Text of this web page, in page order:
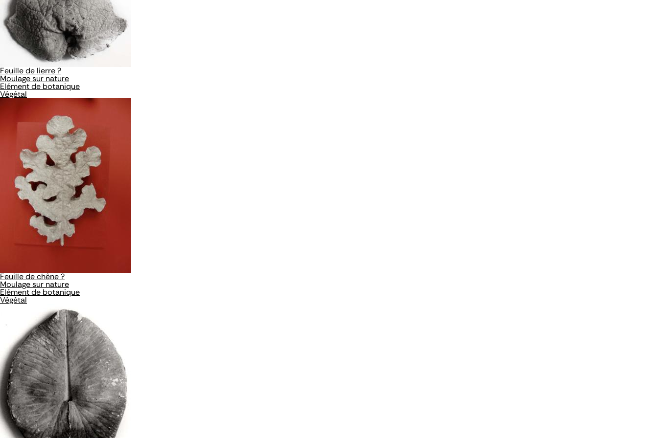
Feuille de lierre ?
Moulage sur nature
Elément de botanique
Végétal
Feuille de chêne ?
Moulage sur nature
Elément de botanique
Végétal